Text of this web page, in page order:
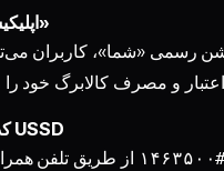
✔️ اپلیکیشن «شما»
رسمی «شما»، کاربران
✔️ کد دستوری USSD
از طریق تلفن